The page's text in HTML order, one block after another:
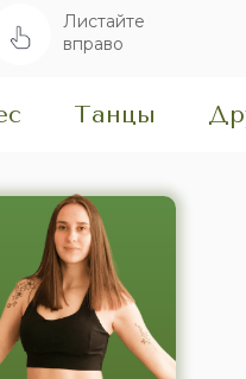
Листайте
вправо
Танцы